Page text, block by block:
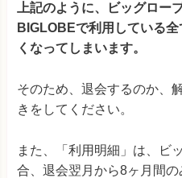
上記のように、ビッグロー
BIGLOBEで利用している
くなってしまいます。
そのため、退会するのか、
きをしてください。
また、「利用明細」は、ビ
合、退会翌月から8ヶ月間